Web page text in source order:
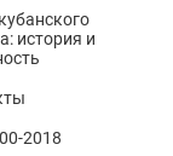
история и
2018